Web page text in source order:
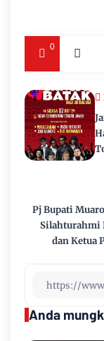
0
Pj Bupati
Silahturahmi
dan Ketua
Anda